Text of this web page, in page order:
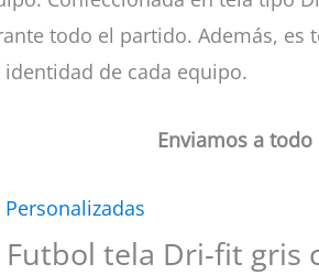
todo el partido. Además,
de cada equipo.
Enviamos a todo
tela Dri-fit gris